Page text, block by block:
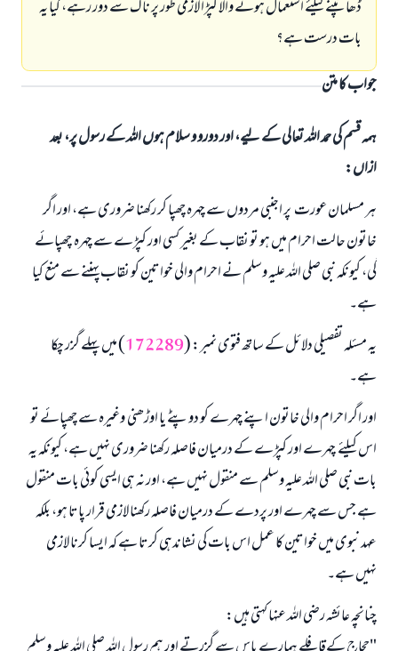
ڈھانپنے کیلئے استعمال ہونے والا کپڑا لازمی طور پر ناک سے دور رہے، کیا یہ
بات درست ہے؟
جواب کا متن
ہمہ قسم کی حمد اللہ تعالی کے لیے، اور دورو و سلام ہوں اللہ کے رسول پر، بعد
ازاں:
ہر مسلمان عورت پر اجنبی مردوں سے چہرہ چھپا کر رکھنا ضروری ہے، اور اگر
خاتون حالت احرام میں ہو تو نقاب کے بغیر کسی اور کپڑے سے چہرہ چھپائے
گی، کیونکہ نبی صلی اللہ علیہ وسلم نے احرام والی خواتین کو نقاب پہننے سے منع کیا
ہے۔
یہ مسئلہ تفصیلی دلائل کے ساتھ فتوی نمبر: (172289) میں پہلے گزر چکا
ہے۔
اور اگر احرام والی خاتون اپنے چہرے کو دوپٹے یا اوڑھنی وغیرہ سے چھپائے تو
اس کیلئے چہرے اور کپڑے کے درمیان فاصلہ رکھنا ضروری نہیں ہے، کیونکہ یہ
بات نبی صلی اللہ علیہ وسلم سے منقول نہیں ہے، اور نہ ہی ایسی کوئی بات منقول
ہے جس سے چہرے اور پردے کے درمیان فاصلہ رکھنا لازمی قرار پاتا ہو، بلکہ
عہد نبوی میں خواتین کا عمل اس بات کی نشاندہی کرتا ہے کہ ایسا کرنا لازمی
نہیں ہے۔
چنانچہ عائشہ رضی اللہ عنہا کہتی ہیں: